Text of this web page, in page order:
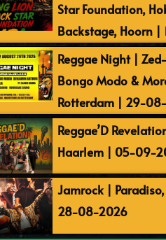
Star Foundation,
Backstage, Hoorn
Reggae Night |
Bongo Modo &
Rotterdam | 29-
Reggae’D
Haarlem | 05-09-
Jamrock |
28-08-2026